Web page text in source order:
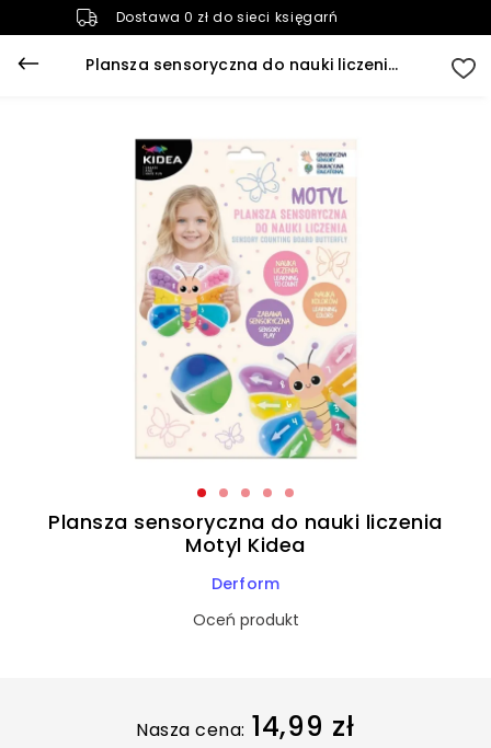
Dostawa 0 zł do sieci księgarń
Plansza sensoryczna do nauki liczenia Motyl Kidea
Plansza sensoryczna do nauki liczenia
Motyl Kidea
Derform
Oceń produkt
Nasza cena: 14,99 zł